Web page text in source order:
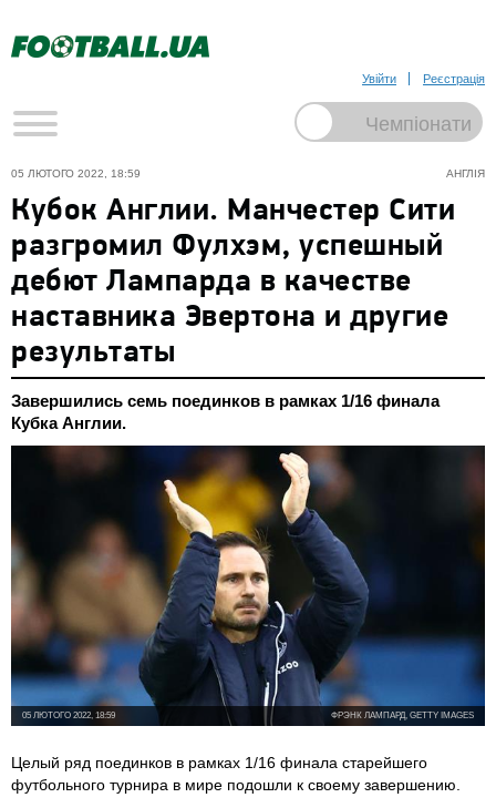
Увійти Реєстрація
АНГЛІЯ
05 ЛЮТОГО 2022, 18:59
Кубок Англии. Манчестер Сити
разгромил Фулхэм, успешный
дебют Лампарда в качестве
наставника Эвертона и другие
результаты
Завершились семь поединков в рамках 1/16 финала
Кубка Англии.
ФРЭНК ЛАМПАРД, GETTY IMAGES
05 ЛЮТОГО 2022, 18:59
Целый ряд поединков в рамках 1/16 финала старейшего
футбольного турнира в мире подошли к своему завершению.